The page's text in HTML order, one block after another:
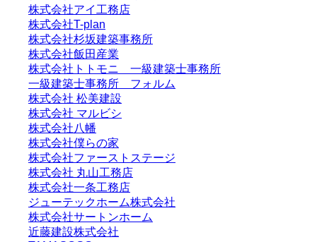
株式会社アイ工務店
株式会社T-plan
株式会社杉坂建築事務所
株式会社飯田産業
株式会社トトモニ 一級建築士事務所
一級建築士事務所 フォルム
株式会社 松美建設
株式会社 マルビシ
株式会社八幡
株式会社僕らの家
株式会社ファーストステージ
株式会社 丸山工務店
株式会社一条工務店
ジューテックホーム株式会社
株式会社サートンホーム
近藤建設株式会社